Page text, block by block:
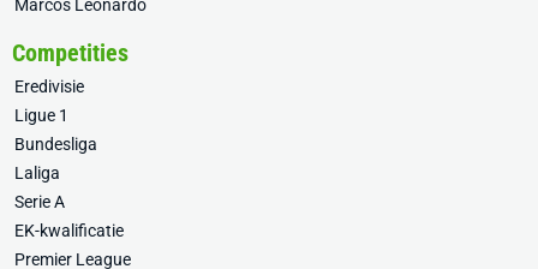
Marcos Leonardo
Competities
Eredivisie
Ligue 1
Bundesliga
Laliga
Serie A
EK-kwalificatie
Premier League